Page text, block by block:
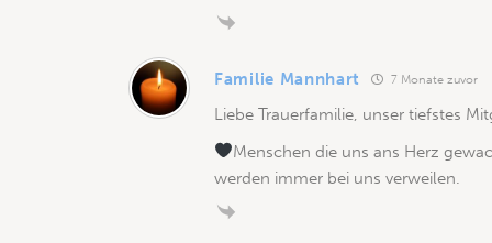
Familie Mannhart 7 Monate zuvor
Liebe Trauerfamilie, unser tiefstes
Menschen die uns ans Herz
werden immer bei uns verweilen.